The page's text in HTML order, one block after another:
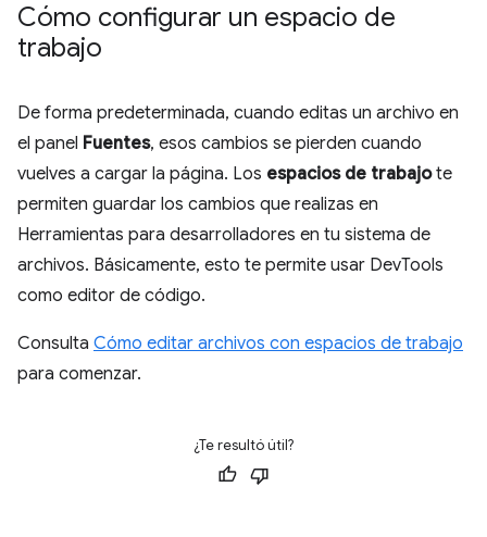
Cómo configurar un espacio de
trabajo
De forma predeterminada, cuando editas un archivo en
el panel Fuentes, esos cambios se pierden cuando
vuelves a cargar la página. Los espacios de trabajote
permiten guardar los cambios que realizas en
Herramientas para desarrolladores en tu sistema de
archivos. Básicamente, esto te permite usar DevTools
como editor de código.
Consulta Cómo editar archivos con espacios de trabajo
para comenzar.
¿Te resultó útil?